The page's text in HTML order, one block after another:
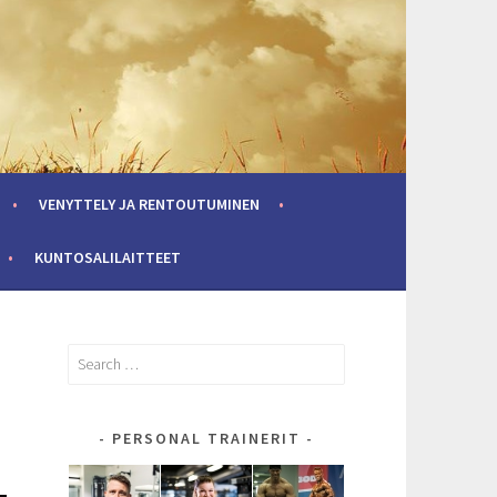
VENYTTELY JA RENTOUTUMINEN
KUNTOSALILAITTEET
Search
PERSONAL TRAINERIT